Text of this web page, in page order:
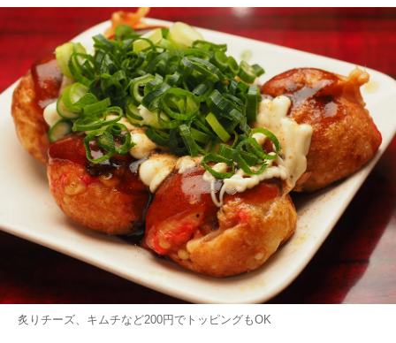
炙りチーズ、キムチなど200円でトッピングもOK